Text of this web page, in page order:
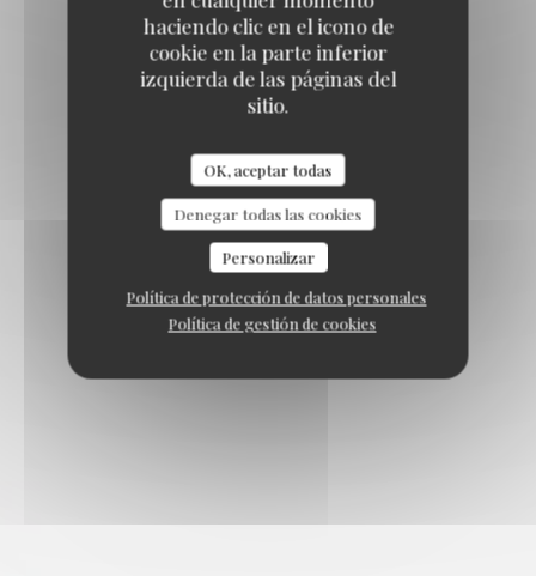
haciendo clic en el icono de
cookie en la parte inferior
izquierda de las páginas del
sitio.
OK, aceptar todas
Denegar todas las cookies
Personalizar
Política de protección de datos personales
Política de gestión de cookies